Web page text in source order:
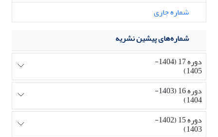
شماره جاری
شماره‌های پیشین نشریه
دوره 17 (1404-
1405)
دوره 16 (1403-
1404)
دوره 15 (1402-
1403)